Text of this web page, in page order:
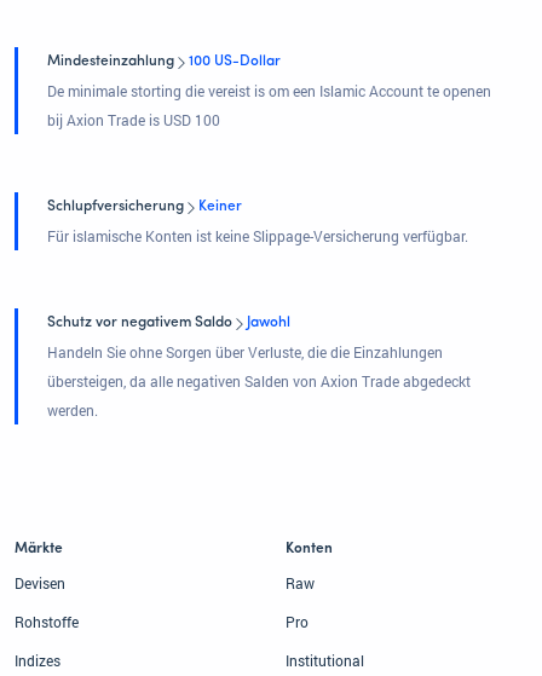
Mindesteinzahlung 100 US-Dollar
De minimale storting die vereist is om een Islamic Account te openen
bij Axion Trade is USD 100
Schlupfversicherung Keiner
Für islamische Konten ist keine Slippage-Versicherung verfügbar.
Schutz vor negativem Saldo Jawohl
Handeln Sie ohne Sorgen über Verluste, die die Einzahlungen
übersteigen, da alle negativen Salden von Axion Trade abgedeckt
werden.
Märkte
Devisen
Rohstoffe
Indizes
Konten
Raw
Pro
Institutional